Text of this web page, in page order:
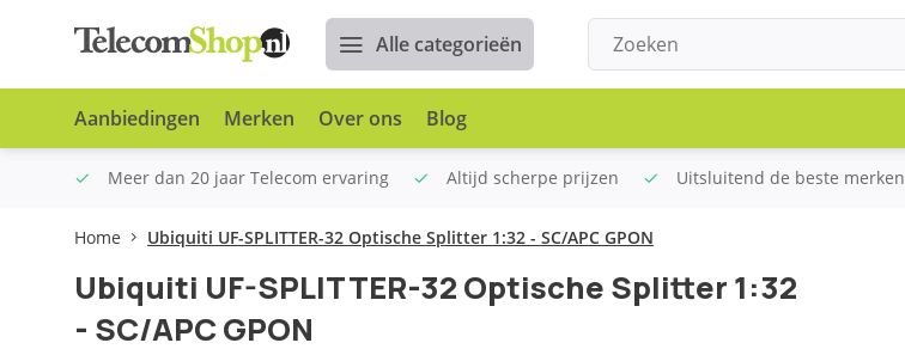
Alle categorieën
Aanbiedingen Merken Over ons Blog
Meer dan 20 jaar Telecom ervaring Altijd scherpe prijzen Uitsluitend de beste merken
Home Ubiquiti UF-SPLITTER-32 Optische Splitter 1:32 - SC/APC GPON
Ubiquiti UF-SPLITTER-32 Optische Splitter 1:32
- SC/APC GPON